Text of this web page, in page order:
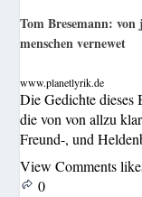
Tom Bresemann:
menschen vernewet
www.planetlyrik.de
Die Gedichte dieses
die von von allzu
Freund-, und
View Comments
0